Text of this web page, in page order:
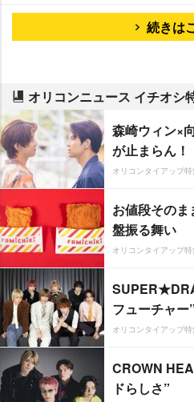
続きは
オリコンニュース イチオシ
森崎ウィン×
が止まらん！
オリコンタイアップ特
お値段その
盤振る舞い
オリコンタイアップ特
フューチャー”
オリコンタイアップ特
CROWN
ドらしさ”